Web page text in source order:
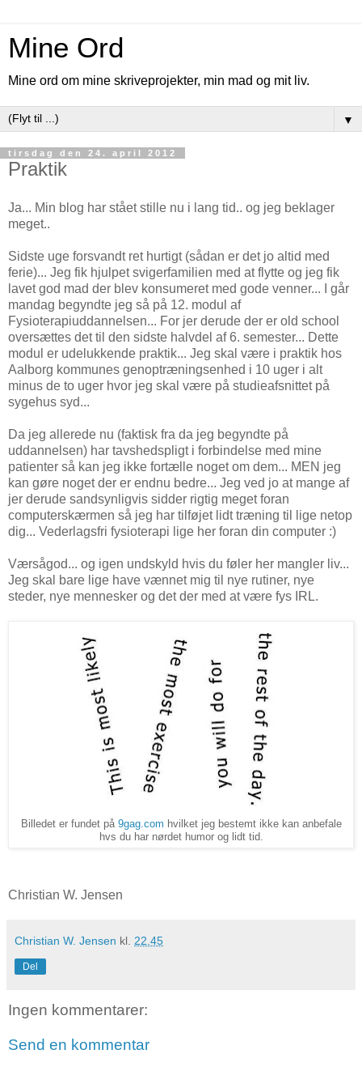
Mine Ord
Mine ord om mine skriveprojekter, min mad og mit liv.
▼
tirsdag den 24. april 2012
Praktik
Ja... Min blog har stået stille nu i lang tid.. og jeg beklager
meget..
Sidste uge forsvandt ret hurtigt (sådan er det jo altid med
ferie)... Jeg fik hjulpet svigerfamilien med at flytte og jeg fik
lavet god mad der blev konsumeret med gode venner... I går
mandag begyndte jeg så på 12. modul af
Fysioterapiuddannelsen... For jer derude der er old school
oversættes det til den sidste halvdel af 6. semester... Dette
modul er udelukkende praktik... Jeg skal være i praktik hos
Aalborg kommunes genoptræningsenhed i 10 uger i alt
minus de to uger hvor jeg skal være på studieafsnittet på
sygehus syd...
Da jeg allerede nu (faktisk fra da jeg begyndte på
uddannelsen) har tavshedspligt i forbindelse med mine
patienter så kan jeg ikke fortælle noget om dem... MEN jeg
kan gøre noget der er endnu bedre... Jeg ved jo at mange af
jer derude sandsynligvis sidder rigtig meget foran
computerskærmen så jeg har tilføjet lidt træning til lige netop
dig... Vederlagsfri fysioterapi lige her foran din computer :)
Værsågod... og igen undskyld hvis du føler her mangler liv...
Jeg skal bare lige have vænnet mig til nye rutiner, nye
steder, nye mennesker og det der med at være fys IRL.
Billedet er fundet på 9gag.com hvilket jeg bestemt ikke kan anbefale
hvs du har nørdet humor og lidt tid.
Christian W. Jensen
Christian W. Jensen kl. 22.45
Del
Ingen kommentarer:
Send en kommentar